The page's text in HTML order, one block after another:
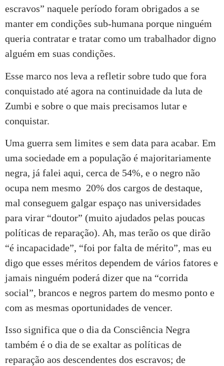
escravos” naquele período foram obrigados a se
manter em condições sub-humana porque ninguém
queria contratar e tratar como um trabalhador digno
alguém em suas condições.
Esse marco nos leva a refletir sobre tudo que fora
conquistado até agora na continuidade da luta de
Zumbi e sobre o que mais precisamos lutar e
conquistar.
Uma guerra sem limites e sem data para acabar. Em
uma sociedade em a população é majoritariamente
negra, já falei aqui, cerca de 54%, e o negro não
ocupa nem mesmo 20% dos cargos de destaque,
mal conseguem galgar espaço nas universidades
para virar “doutor” (muito ajudados pelas poucas
políticas de reparação). Ah, mas terão os que dirão
“é incapacidade”, “foi por falta de mérito”, mas eu
digo que esses méritos dependem de vários fatores e
jamais ninguém poderá dizer que na “corrida
social”, brancos e negros partem do mesmo ponto e
com as mesmas oportunidades de vencer.
Isso significa que o dia da Consciência Negra
também é o dia de se exaltar as políticas de
reparação aos descendentes dos escravos; de